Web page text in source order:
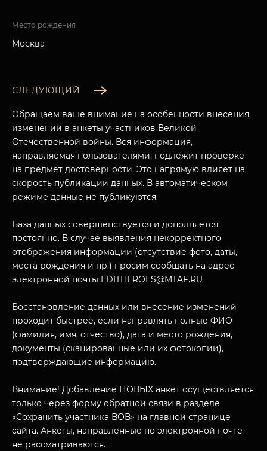
МУЗЕЙНЫЙ КОМПЛЕКС
ПОСЕТИТЕЛЯМ
О НАС
Место рождения
Москва
СЛЕДУЮЩИЙ
Обращаем ваше внимание на особенности внесения
изменений в анкеты участников Великой
Отечественной войны. Вся информация,
направляемая пользователями, подлежит проверке
на предмет достоверности. Это напрямую влияет на
скорость публикации данных. В автоматическом
режиме данные не публикуются.
База данных совершенствуется и дополняется
постоянно. В случае выявления некорректного
отображения информации (отсутствие фото, даты,
места рождения и пр.) просим сообщать на адрес
электронной почты EDITHEROES@MTAF.RU
Восстановление данных или внесение изменений
проходит быстрее, если направлять полные ФИО
(фамилия, имя, отчество), дата и место рождения,
документы (сканированные или их фотокопии),
подтверждающие информацию.
Внимание! Добавление НОВЫХ анкет осуществляется
только через форму обратной связи в разделе
«Сохранить участника ВОВ» на главной странице
сайта. Анкеты, направленные по электронной почте -
не рассматриваются.